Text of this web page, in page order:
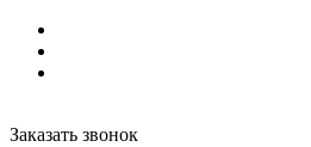
Заказать звонок